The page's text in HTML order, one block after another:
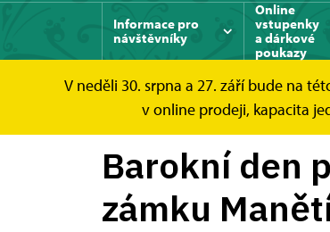
Informace pro
návštěvníky
Online
vstupenky
a dárkové
poukazy
V neděli 30. srpna a 27. září bude na
v online prodeji, kapacita
Manětín Zprávy Barokní
Barokní den
zámku